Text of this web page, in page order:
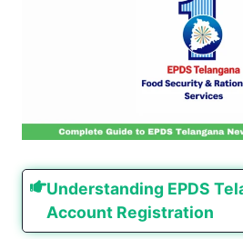
Understanding EPDS
Account Registration